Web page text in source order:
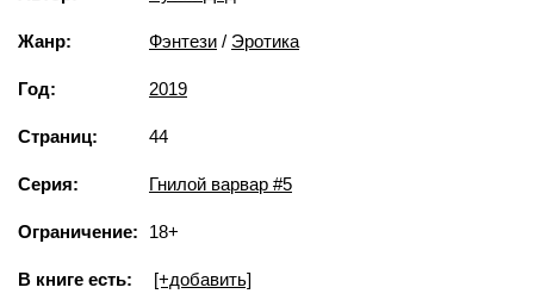
Жанр: Фэнтези / Эротика
Год: 2019
Страниц: 44
Серия: Гнилой варвар #5
Ограничение: 18+
В книге есть: [+добавить]